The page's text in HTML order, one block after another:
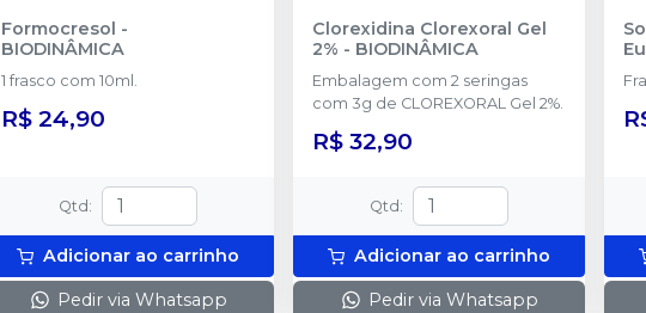
Formocresol -
BIODINÂMICA
1 frasco com 10ml.
R$ 24,90
Qtd :
Adicionar ao carrinho
Pedir via Whatsapp
Clorexidina Clorexoral Gel
2% - BIODINÂMICA
Embalagem com 2 seringas
com 3g de CLOREXORAL Gel 2%.
R$ 32,90
Qtd :
Adicionar ao carrinho
Pedir via Whatsapp